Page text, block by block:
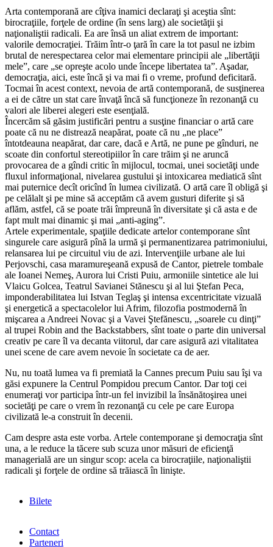
Arta contemporană are cîţiva inamici declaraţi şi aceştia sînt:
birocraţiile, forţele de ordine (în sens larg) ale societăţii şi
naţionaliştii radicali. Ea are însă un aliat extrem de important:
valorile democraţiei. Trăim într-o ţară în care la tot pasul ne izbim
brutal de nerespectarea celor mai elementare principii ale „libertăţii
mele”, care „se opreşte acolo unde începe libertatea ta”. Aşadar,
democraţia, aici, este încă şi va mai fi o vreme, profund deficitară.
Tocmai în acest context, nevoia de artă contemporană, de susţinerea
a ei de către un stat care învaţă încă să funcţioneze în rezonanţă cu
valori ale liberei alegeri este esenţială.
Încercăm să găsim justificări pentru a susţine financiar o artă care
poate că nu ne distrează neapărat, poate că nu „ne place”
întotdeauna neapărat, dar care, dacă e Artă, ne pune pe gînduri, ne
scoate din confortul stereotipiilor în care trăim şi ne aruncă
provocarea de a gîndi critic în mijlocul, tocmai, unei societăţi unde
fluxul informaţional, nivelarea gustului şi intoxicarea mediatică sînt
mai puternice decît oricînd în lumea civilizată. O artă care îl obligă şi
pe celălalt şi pe mine să acceptăm că avem gusturi diferite şi să
aflăm, astfel, că se poate trăi împreună în diversitate şi că asta e de
fapt mult mai dinamic şi mai „anti-aging”.
Artele experimentale, spaţiile dedicate artelor contemporane sînt
singurele care asigură pînă la urmă şi permanentizarea patrimoniului,
relansarea lui pe circuitul viu de azi. Intervenţiile urbane ale lui
Perjovschi, casa maramureşeană expusă de Cantor, pietrele tombale
ale Ioanei Nemeş, Aurora lui Cristi Puiu, armoniile sintetice ale lui
Vlaicu Golcea, Teatrul Savianei Stănescu şi al lui Ştefan Peca,
imponderabilitatea lui Istvan Teglaş şi intensa excentricitate vizuală
şi energetică a spectacolelor lui Afrim, filozofia postmodernă în
mişcarea a Andreei Novac şi a Vavei Ştefănescu, „soarele cu dinţi”
al trupei Robin and the Backstabbers, sînt toate o parte din universal
creativ pe care îl va decanta viitorul, dar care asigură azi vitalitatea
unei scene de care avem nevoie în societate ca de aer.
Nu, nu toată lumea va fi premiată la Cannes precum Puiu sau îşi va
găsi expunere la Centrul Pompidou precum Cantor. Dar toţi cei
enumeraţi vor participa într-un fel invizibil la însănătoşirea unei
societăţi pe care o vrem în rezonanţă cu cele pe care Europa
civilizată le-a construit în decenii.
Cam despre asta este vorba. Artele contemporane şi democraţia sînt
una, a le reduce la tăcere sub scuza unor măsuri de eficienţă
managerială are un singur scop: acela ca birocraţiile, naţionaliştii
radicali şi forţele de ordine să trăiască în linişte.
Bilete
Contact
Parteneri